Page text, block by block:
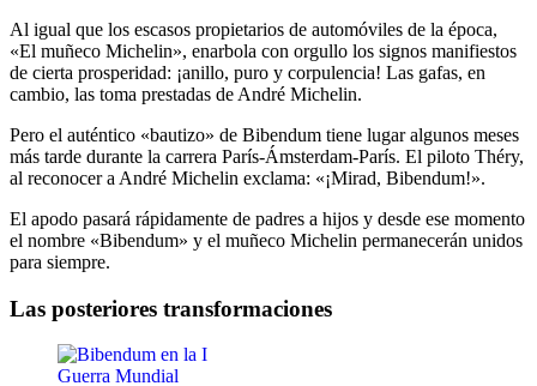
Al igual que los escasos propietarios de automóviles de la época,
«El muñeco Michelin», enarbola con orgullo los signos manifiestos
de cierta prosperidad: ¡anillo, puro y corpulencia! Las gafas, en
cambio, las toma prestadas de André Michelin.
Pero el auténtico «bautizo» de Bibendum tiene lugar algunos meses
más tarde durante la carrera París-Ámsterdam-París. El piloto Théry,
al reconocer a André Michelin exclama: «¡Mirad, Bibendum!».
El apodo pasará rápidamente de padres a hijos y desde ese momento
el nombre «Bibendum» y el muñeco Michelin permanecerán unidos
para siempre.
Las posteriores transformaciones